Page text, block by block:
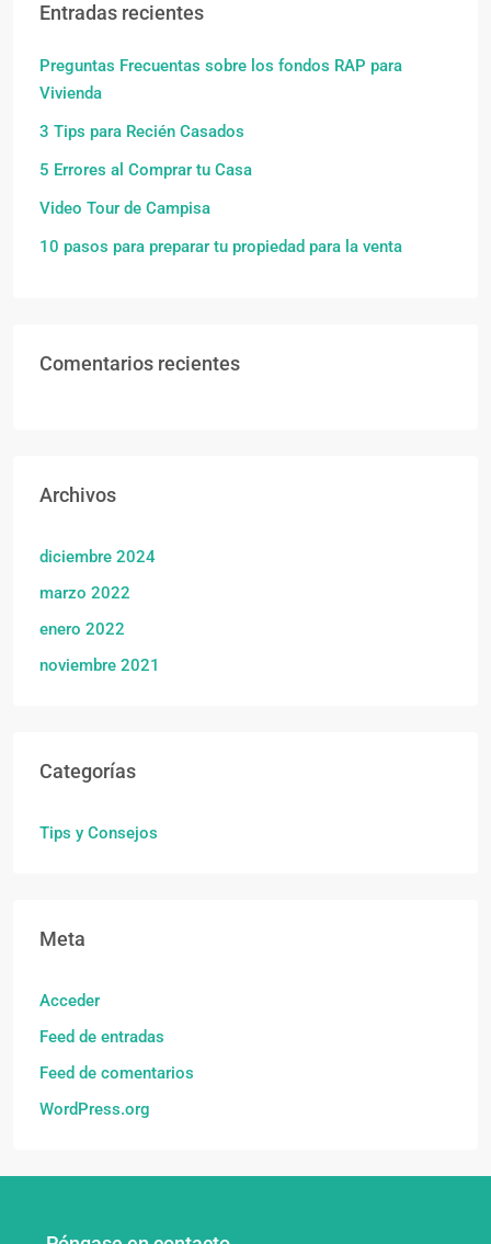
Entradas recientes
Preguntas Frecuentas sobre los fondos RAP para
Vivienda
3 Tips para Recién Casados
5 Errores al Comprar tu Casa
Video Tour de Campisa
10 pasos para preparar tu propiedad para la venta
Comentarios recientes
Archivos
diciembre 2024
marzo 2022
enero 2022
noviembre 2021
Categorías
Tips y Consejos
Meta
Acceder
Feed de entradas
Feed de comentarios
WordPress.org